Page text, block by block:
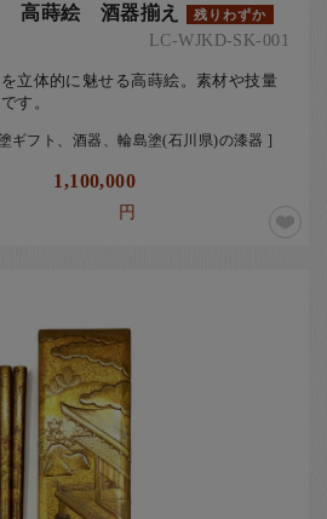
高蒔絵 酒器揃え 残りわずか
LC-WJKD-SK-001
立体的に魅せる高蒔絵。素材や技量
す。
ギフト、酒器、輪島塗(石川県)の漆器 ]
1,100,000
円